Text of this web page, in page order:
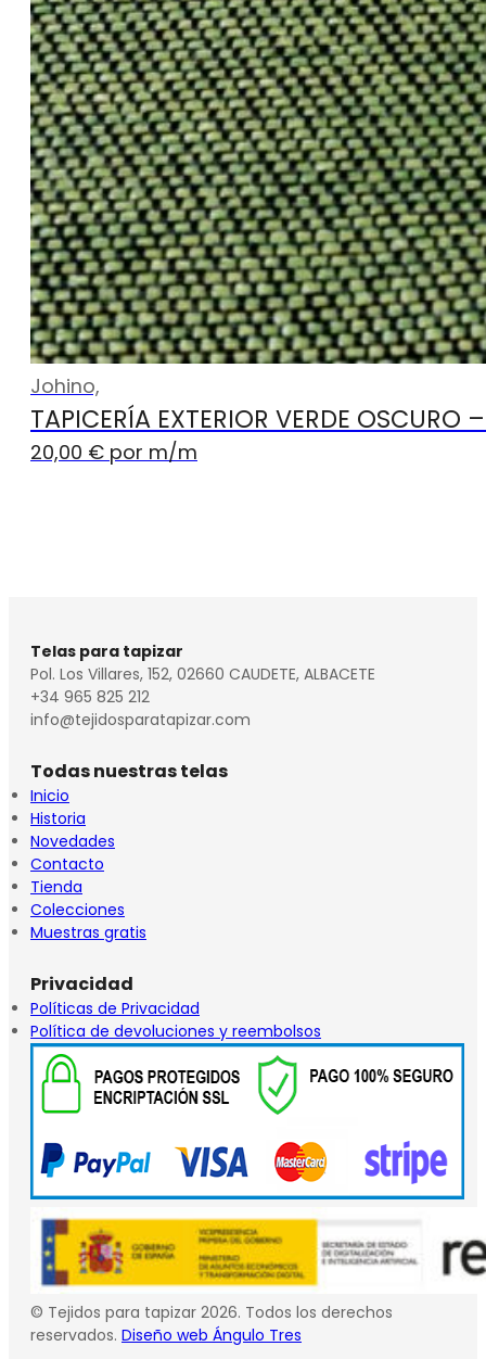
Johino,
TAPICERÍA EXTERIOR VERDE OSCURO
20,00 € por m/m
Telas para tapizar
Pol. Los Villares, 152, 02660 CAUDETE, ALBACETE
+34 965 825 212
info@tejidosparatapizar.com
Todas nuestras telas
Inicio
Historia
Novedades
Contacto
Tienda
Colecciones
Muestras gratis
Privacidad
Políticas de Privacidad
Política de devoluciones y reembolsos
© Tejidos para tapizar 2026. Todos los derechos
reservados. Diseño web Ángulo Tres